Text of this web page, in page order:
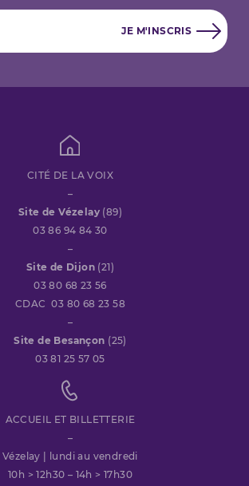
CITÉ DE LA VOIX
–
Site de Vézelay (89)
03 86 94 84 30
–
Site de Dijon (21)
03 80 68 23 56
CDAC 03 80 68 23 58
–
Site de Besançon (25)
03 81 25 57 05
ACCUEIL ET BILLETTERIE
–
Vézelay | lundi au vendredi
10h > 12h30 – 14h > 17h30